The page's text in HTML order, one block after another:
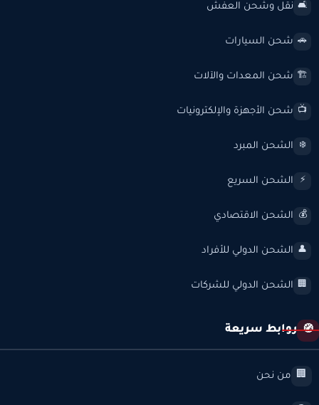
🛋️ نقل وشحن العفش
🚗 شحن السيارات
🏗️ شحن المعدات والآلات
📺 شحن الأجهزة والإلكترونيات
❄️ الشحن المبرد
⚡ الشحن السريع
💰 الشحن الاقتصادي
👤 الشحن الدولي للأفراد
🏢 الشحن الدولي للشركات
🧭 روابط سريعة
🏢 من نحن